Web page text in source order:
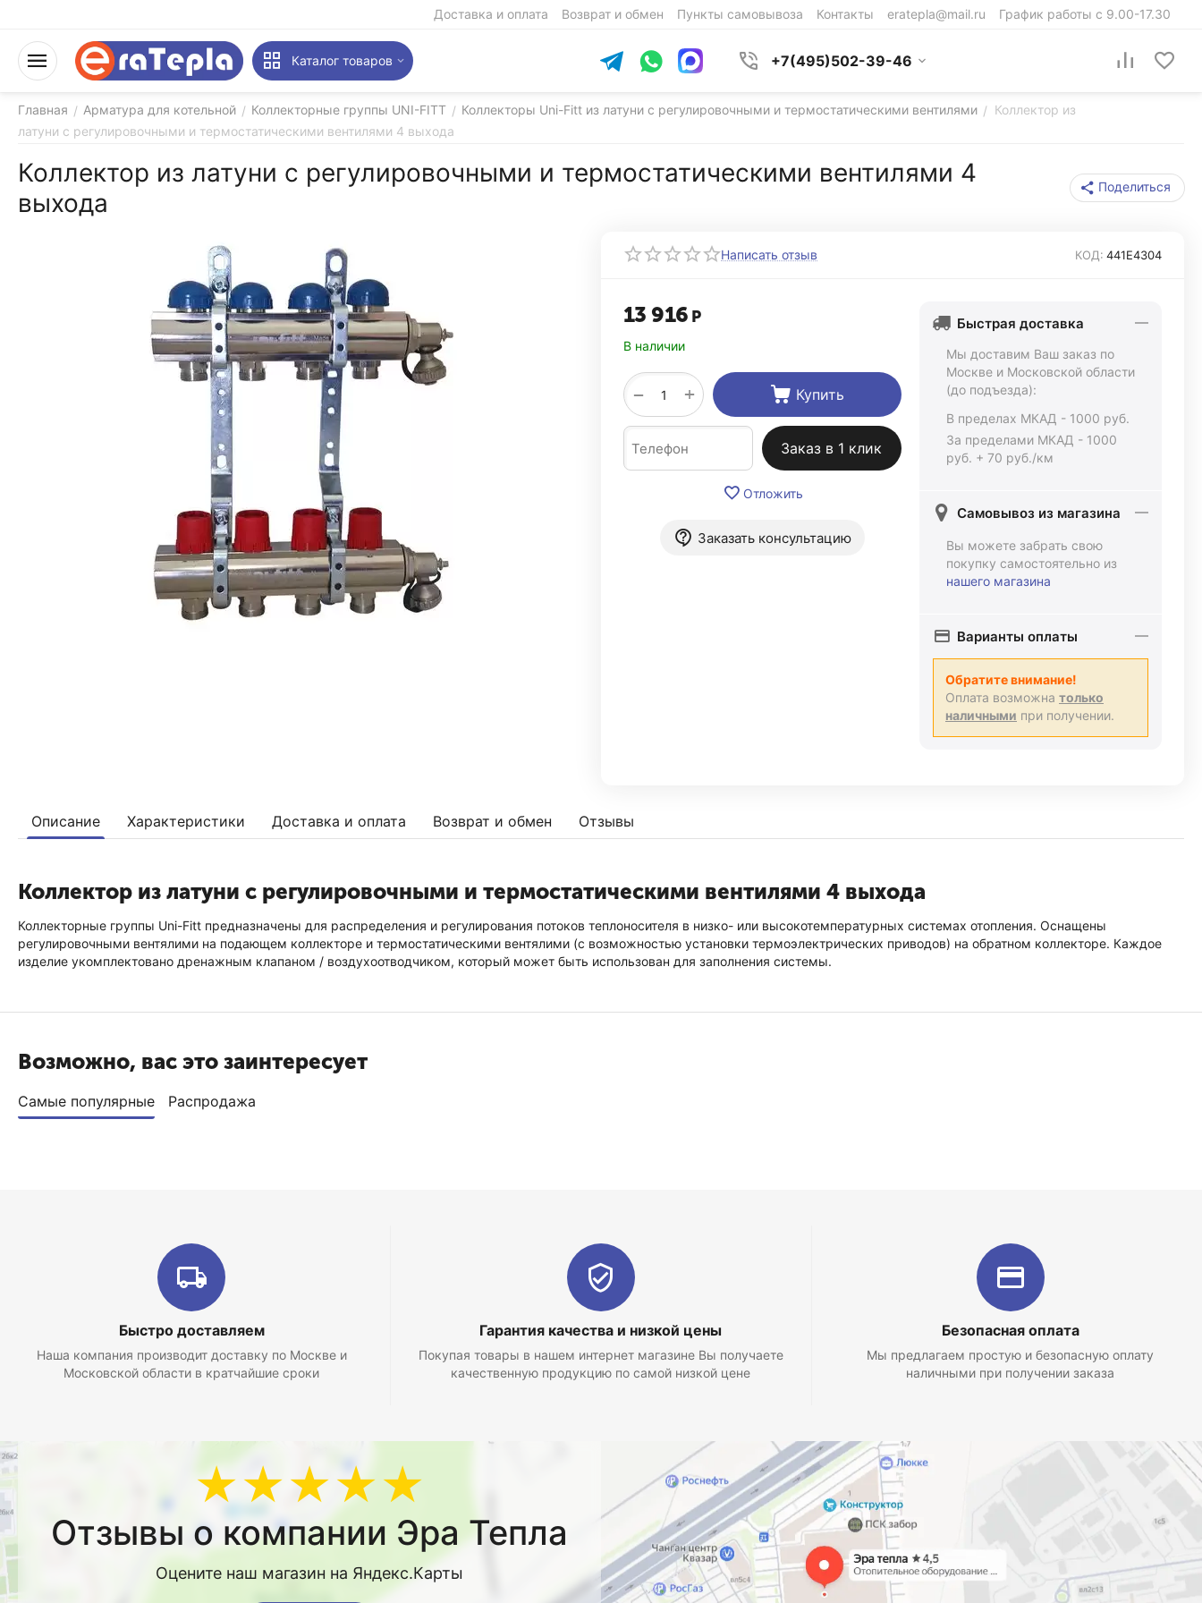
Доставка и оплата Возврат и обмен Пункты самовывоза Контакты eratepla@mail.ru График работы с 9.00-17.30
Каталог товаров +7(495)502-39-46
Главная / Арматура для котельной / Коллекторные группы UNI-FITT / Коллекторы Uni-Fitt из латуни с регулировочными и термостатическими вентилями / Коллектор из
латуни с регулировочными и термостатическими вентилями 4 выхода
Коллектор из латуни с регулировочными и термостатическими вентилями 4
выхода
Поделиться
Написать отзыв КОД: 441Е4304
13 916 Р
В наличии
+
− Купить
Заказ в 1 клик
Отложить
Заказать консультацию
Быстрая доставка
Мы доставим Ваш заказ по
Москве и Московской области
(до подъезда):
В пределах МКАД - 1000 руб.
За пределами МКАД - 1000
руб. + 70 руб./км
Самовывоз из магазина
Вы можете забрать свою
покупку самостоятельно из
нашего магазина
Варианты оплаты
Обратите внимание!
Оплата возможна только
наличными при получении.
Описание Характеристики Доставка и оплата Возврат и обмен Отзывы
Коллектор из латуни с регулировочными и термостатическими вентилями 4 выхода
Коллекторные группы Uni-Fitt предназначены для распределения и регулирования потоков теплоносителя в низко- или высокотемпературных системах отопления. Оснащены
регулировочными вентялими на подающем коллекторе и термостатическими вентялими (с возможностью установки термоэлектрических приводов) на обратном коллекторе. Каждое
изделие укомплектовано дренажным клапаном / воздухоотводчиком, который может быть использован для заполнения системы.
Возможно, вас это заинтересует
Самые популярные Распродажа
Быстро доставляем
Наша компания производит доставку по Москве и
Московской области в кратчайшие сроки
Гарантия качества и низкой цены
Покупая товары в нашем интернет магазине Вы получаете
качественную продукцию по самой низкой цене
Безопасная оплата
Мы предлагаем простую и безопасную оплату
наличными при получении заказа
★★★★★
Отзывы о компании Эра Тепла
Оцените наш магазин на Яндекс.Карты